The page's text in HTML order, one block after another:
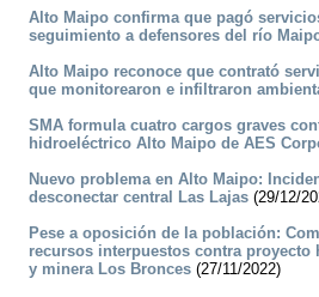
Alto Maipo confirma que pagó
seguimiento a defensores del río
Alto Maipo reconoce que contrató
que monitorearon e infiltraron
SMA formula cuatro cargos graves
hidroeléctrico Alto Maipo de AES
Nuevo problema en Alto Maipo:
desconectar central Las Lajas (29/12/
Pese a oposición de la población:
recursos interpuestos contra
y minera Los Bronces (27/11/2022)